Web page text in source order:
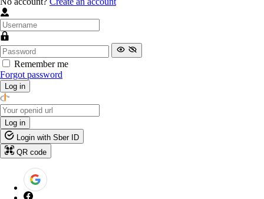
Remember me
Forgot password
Log in
Log in
Login with Sber ID
QR code